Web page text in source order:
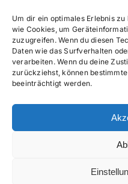
Um dir ein optimales Erlebnis
wie Cookies, um
zuzugreifen. Wenn du diesen
Daten wie das Surfverhalten
verarbeiten. Wenn du deine
zurückziehst, können
beeinträchtigt werden.
Impressum
Datenschutzerklärung